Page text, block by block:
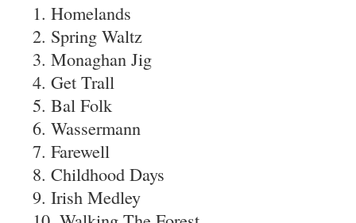
1. Homelands
2. Spring Waltz
3. Monaghan Jig
4. Get Trall
5. Bal Folk
6. Wassermann
7. Farewell
8. Childhood Days
9. Irish Medley